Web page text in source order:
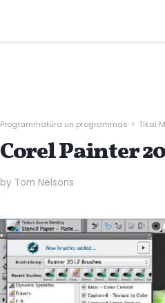
Programmatūra un programmas Tikai
Corel Painter
by Tom Nelsons